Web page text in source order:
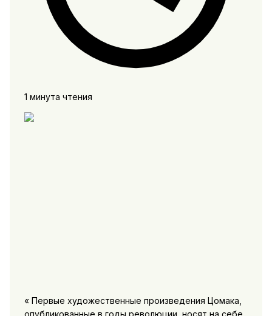
1 минута чтения
« Первые художественные произведения Цомака,
опубликованные в годы революции, носят на себе